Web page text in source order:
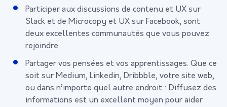
Participer aux discussions de contenu et UX sur
Slack et de Microcopy et UX sur Facebook, sont
deux excellentes communautés que vous pouvez
rejoindre.
Partager vos pensées et vos apprentissages. Que ce
soit sur Medium, Linkedin, Dribbble, votre site web,
ou dans n’importe quel autre endroit : Diffusez des
informations est un excellent moyen pour aider